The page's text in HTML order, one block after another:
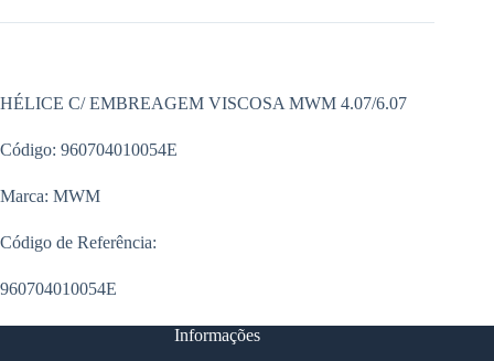
HÉLICE C/ EMBREAGEM VISCOSA MWM 4.07/6.07
Código: 960704010054E
Marca: MWM
Código de Referência:
960704010054E
Informações